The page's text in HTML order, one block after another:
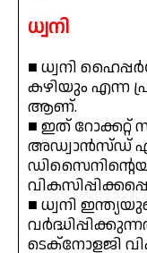
ധ്വനി
■ ധ്വനി
കഴിയും എന്ന
ആണ്.
■ ഇത് റോക്കറ്റ്
അഡ്വാൻസ്ഡ്
■ ധ്വനി
ടെക്നോളജി